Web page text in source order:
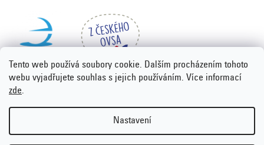
Tento web používá soubory cookie. Dalším procházením tohoto
webu vyjadřujete souhlas s jejich používáním. Více informací
zde.
Nastavení
Vytvořil Shoptet Premium
nastavení cookies